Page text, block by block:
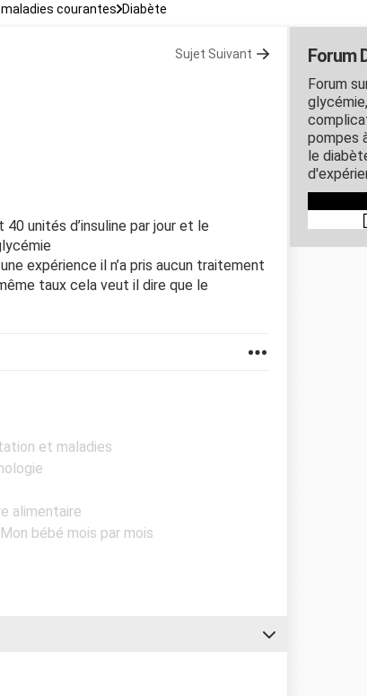
courantes Diabète
Sujet Suivant
unités d’insuline par jour et le
expérience il n’a pris aucun traitement
taux cela veut il dire que le
et maladies
alimentaire
bébé mois par mois
Forum
Forum
pompes
le